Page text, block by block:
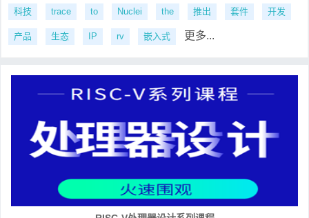
科技 trace to Nuclei the 推出 套件 开发
产品 生态 IP rv 嵌入式 更多...